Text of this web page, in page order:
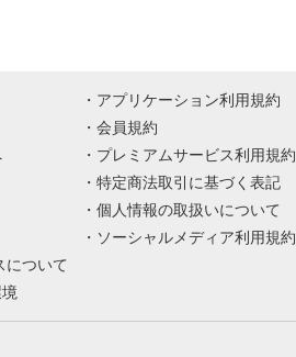
について
アプリケーション利用規約
会員規約
プレミアムサービス利用規約
特定商法取引に基づく表記
個人情報の取扱いについて
ソーシャルメディア利用規約